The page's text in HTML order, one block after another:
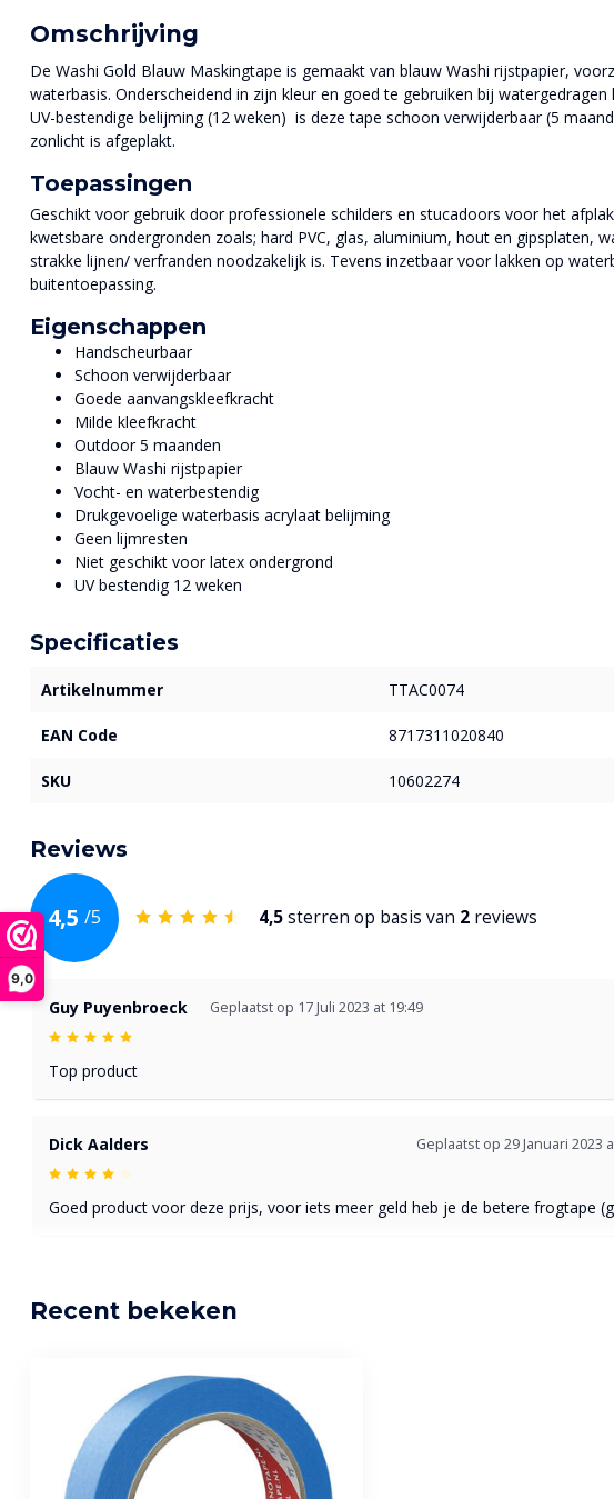
9,0
Omschrijving
De Washi Gold Blauw Maskingtape is gemaakt van blauw Washi rijstpapier,
waterbasis. Onderscheidend in zijn kleur en goed te gebruiken bij
UV-bestendige belijming (12 weken) is deze tape schoon verwijderbaar (5
zonlicht is afgeplakt.
Toepassingen
Geschikt voor gebruik door professionele schilders en stucadoors voor het
kwetsbare ondergronden zoals; hard PVC, glas, aluminium, hout en gipsplaten,
strakke lijnen/ verfranden noodzakelijk is. Tevens inzetbaar voor lakken op
buitentoepassing.
Eigenschappen
Handscheurbaar
Schoon verwijderbaar
Goede aanvangskleefkracht
Milde kleefkracht
Outdoor 5 maanden
Blauw Washi rijstpapier
Vocht- en waterbestendig
Drukgevoelige waterbasis acrylaat belijming
Geen lijmresten
Niet geschikt voor latex ondergrond
UV bestendig 12 weken
Specificaties
Artikelnummer TTAC0074
EAN Code 8717311020840
SKU 10602274
Reviews
4,5 /5 4,5sterren op basis van 2 reviews
Guy Puyenbroeck Geplaatst op 17 Juli 2023 at 19:49
Top product
Dick Aalders Geplaatst op 29 Januari 2023
Goed product voor deze prijs, voor iets meer geld heb je de betere frogtape
Recent bekeken